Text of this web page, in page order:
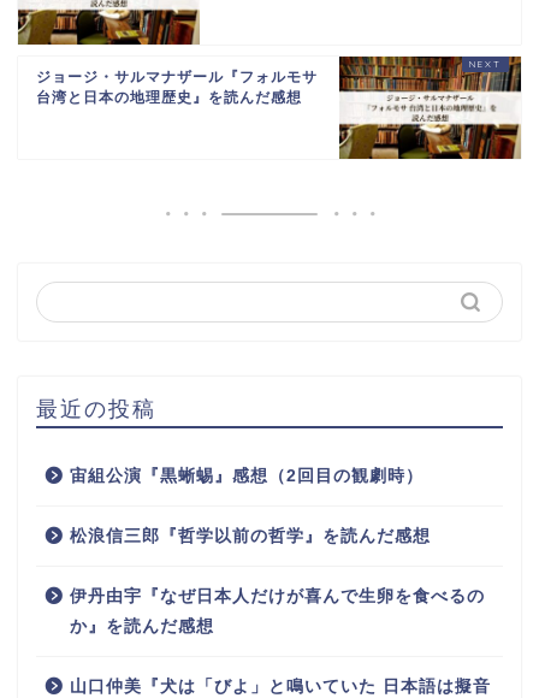
ジョージ・サルマナザール『フォルモサ
台湾と日本の地理歴史』を読んだ感想
最近の投稿
宙組公演『黒蜥蜴』感想（2回目の観劇時）
松浪信三郎『哲学以前の哲学』を読んだ感想
伊丹由宇『なぜ日本人だけが喜んで生卵を食べるの
か』を読んだ感想
山口仲美『犬は「びよ」と鳴いていた 日本語は擬音